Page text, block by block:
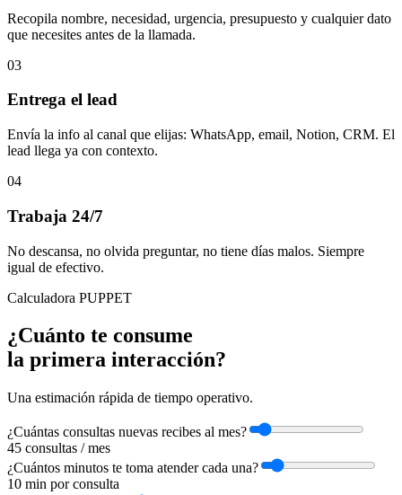
Recopila nombre, necesidad, urgencia, presupuesto y cualquier dato
que necesites antes de la llamada.
03
Entrega el lead
Envía la info al canal que elijas: WhatsApp, email, Notion, CRM. El
lead llega ya con contexto.
04
Trabaja 24/7
No descansa, no olvida preguntar, no tiene días malos. Siempre
igual de efectivo.
Calculadora PUPPET
¿Cuánto te consume
la primera interacción?
Una estimación rápida de tiempo operativo.
¿Cuántas consultas nuevas recibes al mes?
45 consultas / mes
¿Cuántos minutos te toma atender cada una?
10 min por consulta